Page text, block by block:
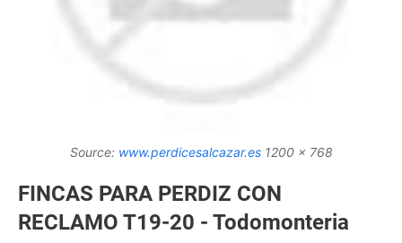
Source: www.perdicesalcazar.es1200 x 768
FINCAS PARA PERDIZ CON
RECLAMO T19-20 - Todomonteria